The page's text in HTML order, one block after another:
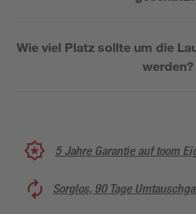
Wie viel Platz sollte um die
werden?
5 Jahre Garantie auf toom
Sorglos, 90 Tage